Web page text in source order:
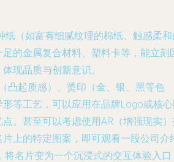
纸（如富有细腻纹理的棉纸、触感柔
的金属复合材料、塑料卡等，能立刻
现品质与创新意识。
凸起质感）、烫印（金、银、黑等色
等工艺，可以应用在品牌Logo或核
。甚至可以考虑使用AR（增强现实
上的特定图案，即可观看一段公司介
将名片变为一个沉浸式的交互体验入口